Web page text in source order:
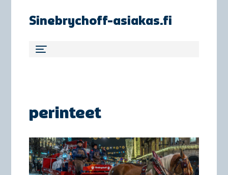
Sinebrychoff-asiakas.fi
perinteet